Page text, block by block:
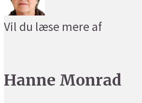
Vil du læse mere af
Hanne Monrad